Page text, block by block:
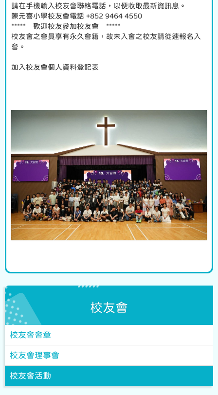
請在手機輸入校友會聯絡電話，以便收取最新資訊息。
陳元喜小學校友會電話 +852 9464 4550
***** 歡迎校友參加校友會 *****
校友會之會員享有永久會籍，故未入會之校友請從速報名入
會。
加入校友會個人資料登記表
校友會
校友會會章
校友會理事會
校友會活動